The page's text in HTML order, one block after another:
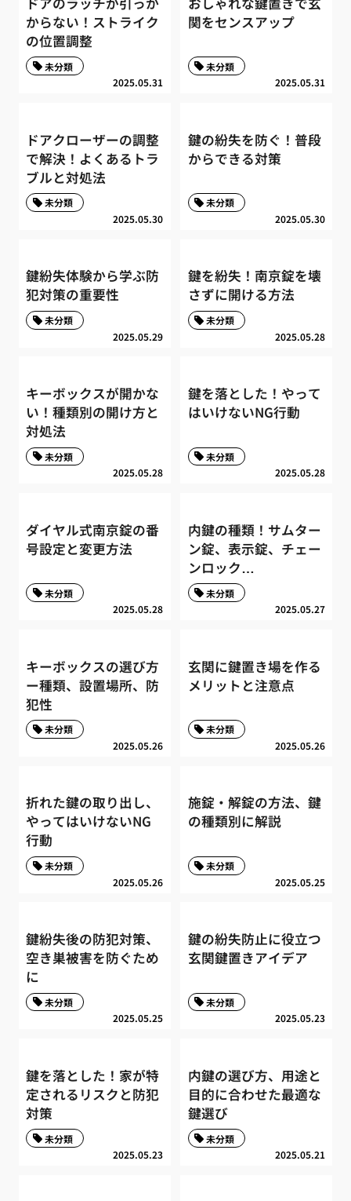
からない！ストライク
の位置調整
2025.05.31
未分類
関をセンスアップ
2025.05.31
未分類
ドアクローザーの調整
で解決！よくあるトラ
ブルと対処法
2025.05.30
未分類
鍵の紛失を防ぐ！普段
からできる対策
2025.05.30
未分類
鍵紛失体験から学ぶ防
犯対策の重要性
2025.05.29
未分類
鍵を紛失！南京錠を壊
さずに開ける方法
2025.05.28
未分類
キーボックスが開かな
い！種類別の開け方と
対処法
2025.05.28
未分類
鍵を落とした！やって
はいけないNG行動
2025.05.28
未分類
ダイヤル式南京錠の番
号設定と変更方法
2025.05.28
未分類
内鍵の種類！サムター
ン錠、表示錠、チェー
ンロック…
2025.05.27
未分類
キーボックスの選び方
ー種類、設置場所、防
犯性
2025.05.26
未分類
玄関に鍵置き場を作る
メリットと注意点
2025.05.26
未分類
折れた鍵の取り出し、
やってはいけないNG
行動
2025.05.26
未分類
施錠・解錠の方法、鍵
の種類別に解説
2025.05.25
未分類
鍵紛失後の防犯対策、
空き巣被害を防ぐため
に
2025.05.25
未分類
鍵の紛失防止に役立つ
玄関鍵置きアイデア
2025.05.23
未分類
鍵を落とした！家が特
定されるリスクと防犯
対策
2025.05.23
未分類
内鍵の選び方、用途と
目的に合わせた最適な
鍵選び
2025.05.21
未分類